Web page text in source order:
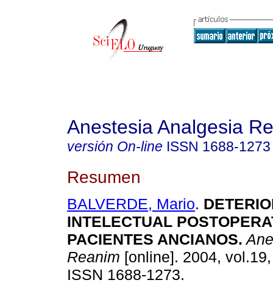
Anestesia Analgesia
versión On-line ISSN 1688-1273
Resumen
BALVERDE, Mario.
INTELECTUAL
PACIENTES ANCIANOS.
Reanim [online]. 2004,
ISSN 1688-1273.